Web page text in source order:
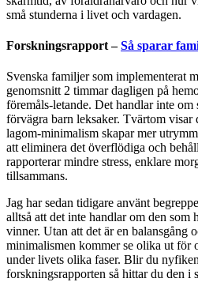
små stunderna i livet och vardagen.
Forskningsrapport –Så sparar
Svenska familjer som implementerat
genomsnitt 2 timmar dagligen på
föremåls-letande. Det handlar inte om
förvägra barn leksaker. Tvärtom visar
lagom-minimalism skapar mer
att eliminera det överflödiga och
rapporterar mindre stress, enklare
tillsammans.
Jag har sedan tidigare använt
alltså att det inte handlar om den som
vinner. Utan att det är en balansgång
minimalismen kommer se olika ut för
under livets olika faser. Blir du
forskningsrapporten så hittar du den i